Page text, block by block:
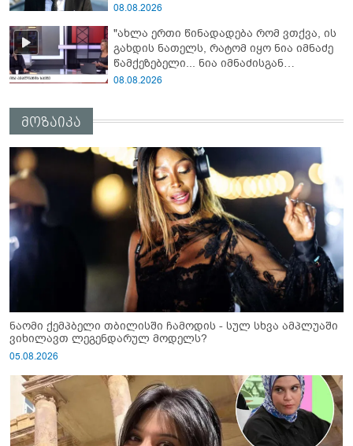
08.08.2026
"ახლა ერთი წინადადება რომ ვთქვა, ის
გახდის ნათელს, რატომ იყო ნია იმნაძე
წამქეზებელი... ნია იმნაძისგან
გამოსული ინფორმაციაა ეს" - რას
08.08.2026
მოზაიკა
ნაომი ქემპბელი თბილისში ჩამოდის - სულ სხვა ამპლუაში
ვიხილავთ ლეგენდარულ მოდელს?
05.08.2026